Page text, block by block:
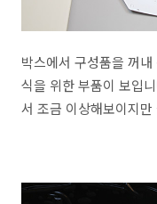
박스에서 구성품을 꺼
식을 위한 부품이 보입
서 조금 이상해보이지